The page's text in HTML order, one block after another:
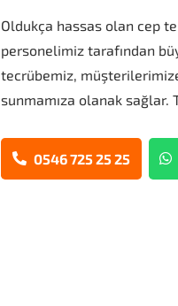
Oldukça hassas olan cep
personelimiz tarafından
tecrübemiz,
sunmamıza olanak sağlar.
0546 725 25 25